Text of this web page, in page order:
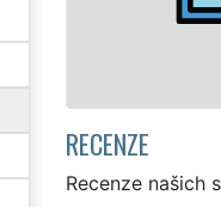
RECENZE
Recenze našich